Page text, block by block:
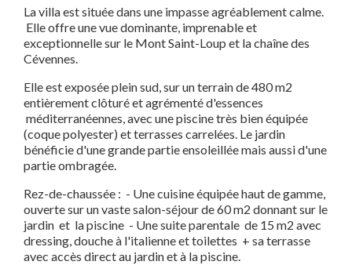
La villa est située dans une impasse agréablement calme.
Elle offre une vue dominante, imprenable et
exceptionnelle sur le Mont Saint-Loup et la chaîne des
Cévennes.
Elle est exposée plein sud, sur un terrain de 480 m2
entièrement clôturé et agrémenté d'essences
méditerranéennes, avec une piscine très bien équipée
(coque polyester) et terrasses carrelées. Le jardin
bénéficie d'une grande partie ensoleillée mais aussi d'une
partie ombragée.
Rez-de-chaussée : - Une cuisine équipée haut de gamme,
ouverte sur un vaste salon-séjour de 60 m2 donnant sur le
jardin et la piscine - Une suite parentale de 15 m2 avec
dressing, douche à l'italienne et toilettes + sa terrasse
avec accès direct au jardin et à la piscine.